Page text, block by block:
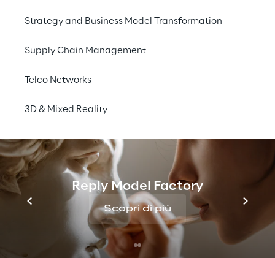
Strategy and Business Model Transformation
Supply Chain Management
Telco Networks
3D & Mixed Reality
Reply Model Factory
Scopri di più
organizzano il workshop “Welcome Future”,
code e scoprire i casi d'uso.
Il workshop
, in collaborazione con Triplesense
OutSystems, organizza il Workshop
"Welcome Future", un'occasione per